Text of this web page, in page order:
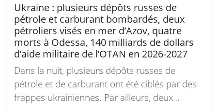
Ukraine : plusieurs dépôts russes de
pétrole et carburant bombardés, deux
pétroliers visés en mer d’Azov, quatre
morts à Odessa, 140 milliards de dollars
d’aide militaire de l’OTAN en 2026-2027
Dans la nuit, plusieurs dépôts russes de
pétrole et de carburant ont été ciblés par des
frappes ukrainiennes. Par ailleurs, deux